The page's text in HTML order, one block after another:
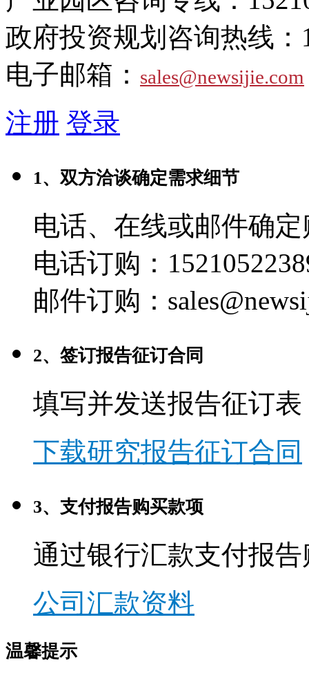
政府投资规划咨询热线：
电子邮箱： sales@newsijie.com
注册 登录
1、双方洽谈确定需求细节
电话、在线或邮件确
电话订购：
邮件订购：
2、签订报告征订合同
填写并发送报告征订表
下载研究报告征订合同
3、支付报告购买款项
通过银行汇款支付报
公司汇款资料
温馨提示